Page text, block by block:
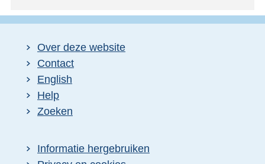
Over deze website
Contact
English
Help
Zoeken
Informatie hergebruiken